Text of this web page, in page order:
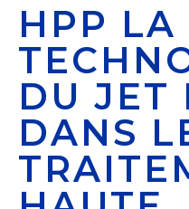
HPP LA
DU JET
DANS